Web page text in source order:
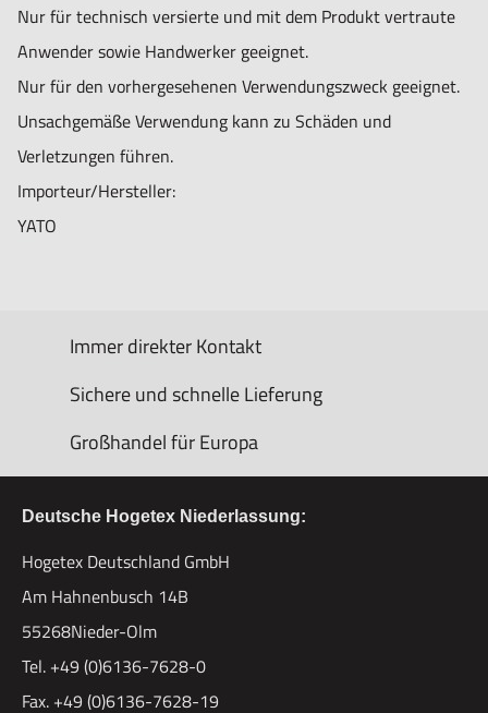
Nur für technisch versierte und mit dem Produkt vertraute
Anwender sowie Handwerker geeignet.
Nur für den vorhergesehenen Verwendungszweck geeignet.
Unsachgemäße Verwendung kann zu Schäden und
Verletzungen führen.
Importeur/Hersteller:
YATO
Immer direkter Kontakt
Sichere und schnelle Lieferung
Großhandel für Europa
Deutsche Hogetex Niederlassung:
Hogetex Deutschland GmbH
Am Hahnenbusch 14B
55268Nieder-Olm
Tel. +49 (0)6136-7628-0
Fax. +49 (0)6136-7628-19